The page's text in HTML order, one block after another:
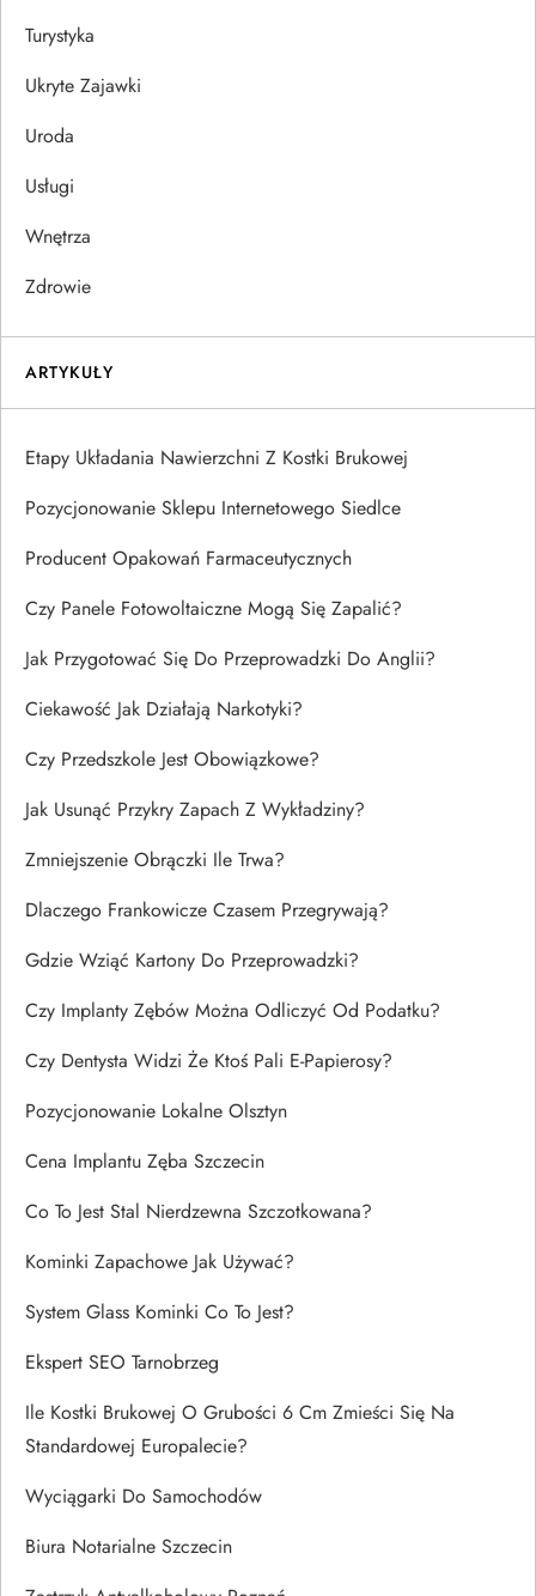
Turystyka
Ukryte Zajawki
Uroda
Usługi
Wnętrza
Zdrowie
ARTYKUŁY
Etapy Układania Nawierzchni Z Kostki Brukowej
Pozycjonowanie Sklepu Internetowego Siedlce
Producent Opakowań Farmaceutycznych
Czy Panele Fotowoltaiczne Mogą Się Zapalić?
Jak Przygotować Się Do Przeprowadzki Do Anglii?
Ciekawość Jak Działają Narkotyki?
Czy Przedszkole Jest Obowiązkowe?
Jak Usunąć Przykry Zapach Z Wykładziny?
Zmniejszenie Obrączki Ile Trwa?
Dlaczego Frankowicze Czasem Przegrywają?
Gdzie Wziąć Kartony Do Przeprowadzki?
Czy Implanty Zębów Można Odliczyć Od Podatku?
Czy Dentysta Widzi Że Ktoś Pali E-Papierosy?
Pozycjonowanie Lokalne Olsztyn
Cena Implantu Zęba Szczecin
Co To Jest Stal Nierdzewna Szczotkowana?
Kominki Zapachowe Jak Używać?
System Glass Kominki Co To Jest?
Ekspert SEO Tarnobrzeg
Ile Kostki Brukowej O Grubości 6 Cm Zmieści Się Na
Standardowej Europalecie?
Wyciągarki Do Samochodów
Biura Notarialne Szczecin